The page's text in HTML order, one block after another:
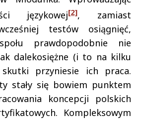
językowej[2], zamiast
testów osiągnięć,
prawdopodobnie nie
dalekosiężne (i to na kilku
skutki przyniesie ich praca.
stały się bowiem punktem
koncepcji polskich
Kompleksowym